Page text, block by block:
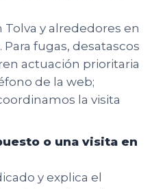
Tolva y alrededores en
fugas, desatascos
actuación prioritaria
de la web;
la visita
o una visita en
y explica el